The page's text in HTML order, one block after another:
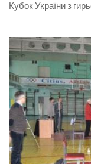
Кубок України з